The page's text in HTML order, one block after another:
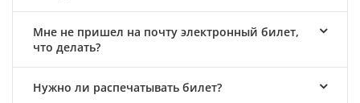
Мне не пришел на почту электронный билет,
что делать?
Нужно ли распечатывать билет?